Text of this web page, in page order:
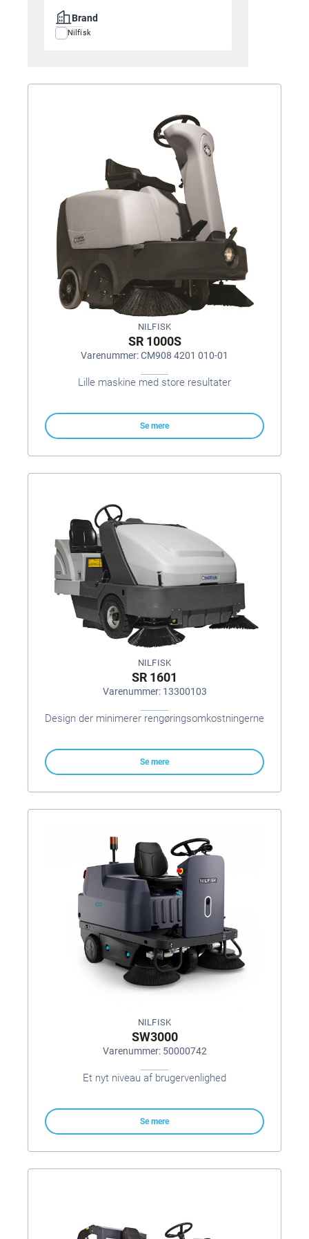
Brand
Nilfisk
NILFISK
SR 1000S
Varenummer: CM908 4201 010-01
Lille maskine med store resultater
Se mere
NILFISK
SR 1601
Varenummer: 13300103
Design der minimerer rengøringsomkostningerne
Se mere
NILFISK
SW3000
Varenummer: 50000742
Et nyt niveau af brugervenlighed
Se mere